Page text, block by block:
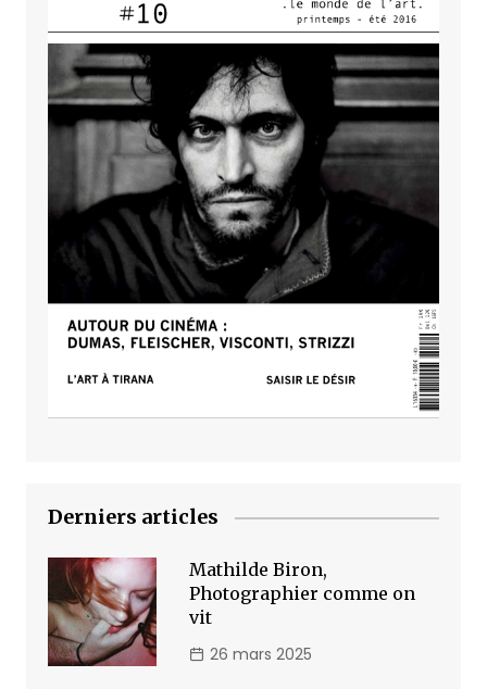
Derniers articles
Mathilde Biron,
Photographier comme on
vit
26 mars 2025